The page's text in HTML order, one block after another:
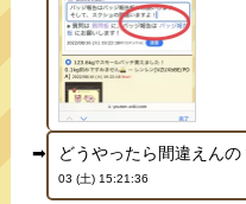
どうやったら間違えん
03 (土) 15:21:36